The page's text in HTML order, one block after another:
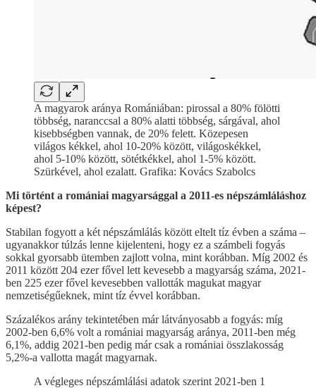
A magyarok aránya Romániában: pirossal a 80% fölötti
többség, naranccsal a 80% alatti többség, sárgával, ahol
kisebbségben vannak, de 20% felett. Közepesen
világos kékkel, ahol 10-20% között, világoskékkel,
ahol 5-10% között, sötétkékkel, ahol 1-5% között.
Szürkével, ahol ezalatt. Grafika: Kovács Szabolcs
Mi történt a romániai magyarsággal a 2011-es népszámláláshoz
képest?
Stabilan fogyott a két népszámlálás között eltelt tíz évben a száma –
ugyanakkor túlzás lenne kijelenteni, hogy ez a számbeli fogyás
sokkal gyorsabb ütemben zajlott volna, mint korábban. Míg 2002 és
2011 között 204 ezer fővel lett kevesebb a magyarság száma, 2021-
ben 225 ezer fővel kevesebben vallották magukat magyar
nemzetiségűeknek, mint tíz évvel korábban.
Százalékos arány tekintetében már látványosabb a fogyás: míg
2002-ben 6,6% volt a romániai magyarság aránya, 2011-ben még
6,1%, addig 2021-ben pedig már csak a romániai összlakosság
5,2%-a vallotta magát magyarnak.
A végleges népszámlálási adatok szerint 2021-ben 1